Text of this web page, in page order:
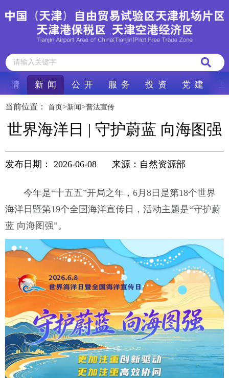
情 新 闻 公 开 服 务 投 资 党 建
当前位置： 首页>新闻>普法宣传
世界海洋日 | 守护蔚蓝 向海图强
发布日期： 2026-06-08 来源：自然资源部
今年是“十五五”开局之年，6月8日是第18个世界
海洋日暨第19个全国海洋宣传日，活动主题是“守护蔚
蓝 向海图强”。